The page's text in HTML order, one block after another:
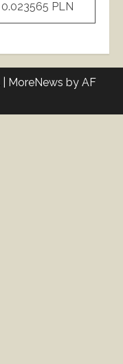
0.023565 PLN
MoreNews by AF